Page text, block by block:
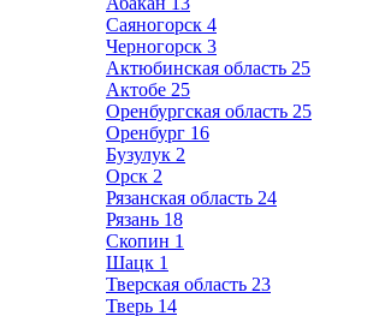
Саяногорск 4
Черногорск 3
Актюбинская область 25
Актобе 25
Оренбургская область 25
Оренбург 16
Бузулук 2
Орск 2
Рязанская область 24
Рязань 18
Скопин 1
Шацк 1
Тверская область 23
Тверь 14